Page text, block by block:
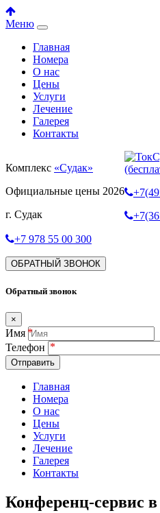
Меню
Главная
Номера
О нас
Цены
Услуги
Лечение
Галерея
Контакты
Комплекс «Судак»
Официальные цены 2026
г. Судак
+7 978 55 00 300
ОБРАТНЫЙ ЗВОНОК
Обратный звонок
×
Имя
Телефон
Отправить
Главная
Номера
О нас
Цены
Услуги
Лечение
Галерея
Контакты
Конференц-сервис